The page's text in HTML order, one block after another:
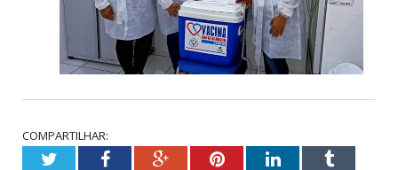
COMPARTILHAR:
TwitterFacebookGoogle+PinterestLinkedInTumblr